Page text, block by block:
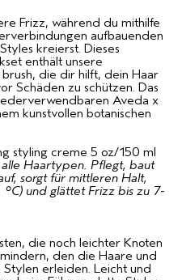
Frizz, während du mithilfe
aufbauenden
kreierst. Dieses
enthält unsere
die dir hilft, dein Haar
Schäden zu schützen. Das
Aveda x
kunstvollen botanischen
styling creme 5 oz/150 ml
Haartypen. Pflegt, baut
sorgt für mittleren Halt,
und glättet Frizz bis zu 7-
die noch leichter Knoten
den die Haare und
erleiden. Leicht und